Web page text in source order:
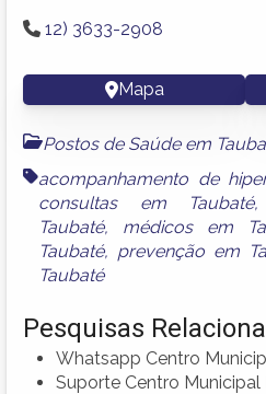
12) 3633-2908
Mapa
Postos de Saúde em
acompanhamento de
consultas em Taubaté
Taubaté, médicos em
Taubaté, prevenção em
Taubaté
Pesquisas
Whatsapp Centro
Suporte Centro Municipal